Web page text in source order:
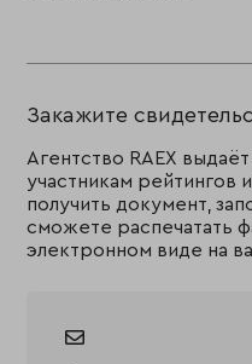
Закажите
Агентство RAEX
участникам рейтингов
получить документ,
сможете распечатать
электронном виде на